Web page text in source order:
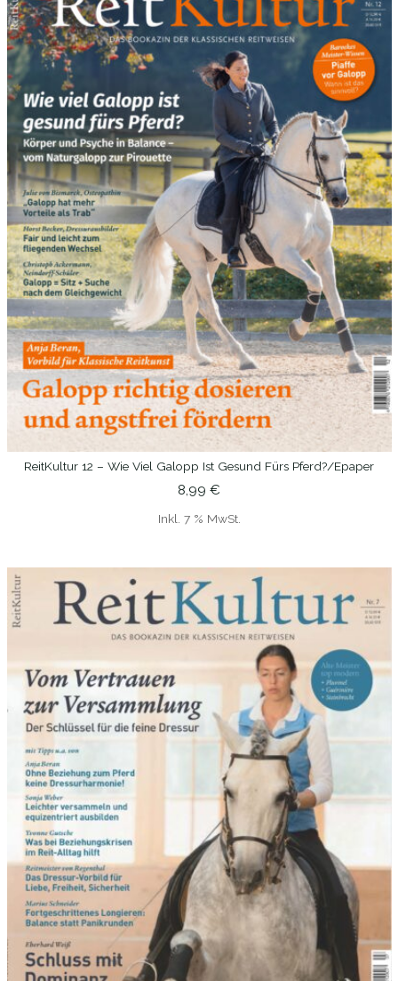
IN DEN WARENKORB
ReitKultur 12 – Wie Viel Galopp Ist Gesund Fürs Pferd?/epaper
8,99 €
Inkl. 7 % MwSt.